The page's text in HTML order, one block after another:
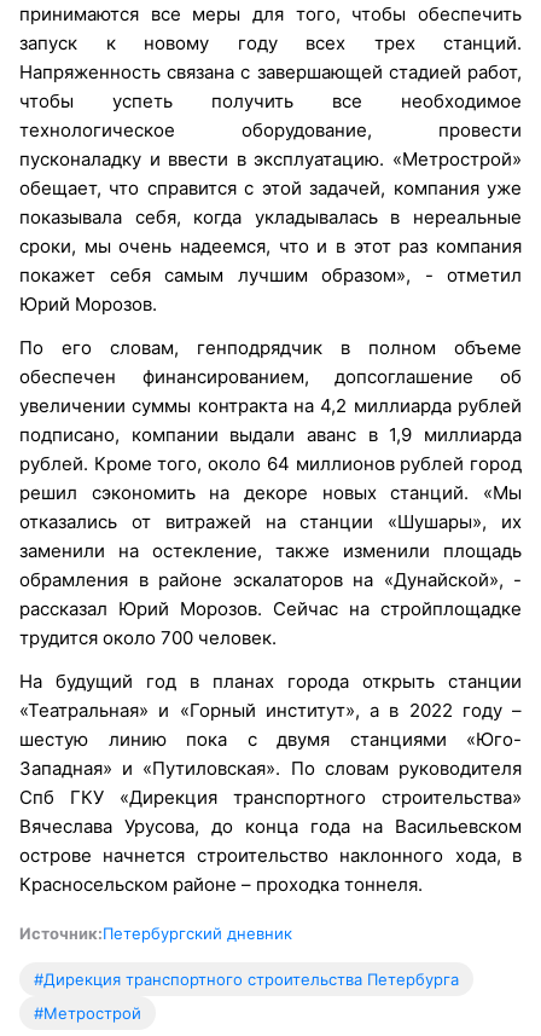
принимаются все меры для того, чтобы обеспечить
запуск к новому году всех трех станций.
Напряженность связана с завершающей стадией работ,
чтобы успеть получить все необходимое
технологическое оборудование, провести
пусконаладку и ввести в эксплуатацию. «Метрострой»
обещает, что справится с этой задачей, компания уже
показывала себя, когда укладывалась в нереальные
сроки, мы очень надеемся, что и в этот раз компания
покажет себя самым лучшим образом», - отметил
Юрий Морозов.
По его словам, генподрядчик в полном объеме
обеспечен финансированием, допсоглашение об
увеличении суммы контракта на 4,2 миллиарда рублей
подписано, компании выдали аванс в 1,9 миллиарда
рублей. Кроме того, около 64 миллионов рублей город
решил сэкономить на декоре новых станций. «Мы
отказались от витражей на станции «Шушары», их
заменили на остекление, также изменили площадь
обрамления в районе эскалаторов на «Дунайской», -
рассказал Юрий Морозов. Сейчас на стройплощадке
трудится около 700 человек.
На будущий год в планах города открыть станции
«Театральная» и «Горный институт», а в 2022 году –
шестую линию пока с двумя станциями «Юго-
Западная» и «Путиловская». По словам руководителя
Спб ГКУ «Дирекция транспортного строительства»
Вячеслава Урусова, до конца года на Васильевском
острове начнется строительство наклонного хода, в
Красносельском районе – проходка тоннеля.
Источник:Петербургский дневник
#Дирекция транспортного строительства Петербурга
#Метрострой